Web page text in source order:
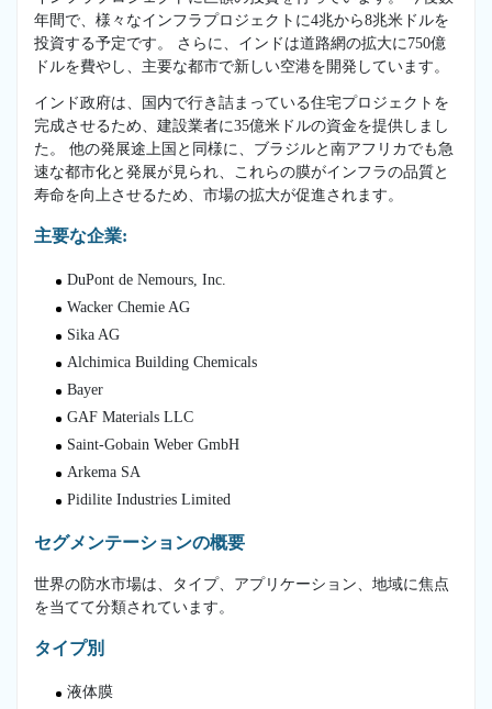
年間で、様々なインフラプロジェクトに4兆から8兆米ドルを
投資する予定です。 さらに、インドは道路網の拡大に750億
ドルを費やし、主要な都市で新しい空港を開発しています。
インド政府は、国内で行き詰まっている住宅プロジェクトを
完成させるため、建設業者に35億米ドルの資金を提供しまし
た。 他の発展途上国と同様に、ブラジルと南アフリカでも急
速な都市化と発展が見られ、これらの膜がインフラの品質と
寿命を向上させるため、市場の拡大が促進されます。
主要な企業:
DuPont de Nemours, Inc.
Wacker Chemie AG
Sika AG
Alchimica Building Chemicals
Bayer
GAF Materials LLC
Saint-Gobain Weber GmbH
Arkema SA
Pidilite Industries Limited
セグメンテーションの概要
世界の防水市場は、タイプ、アプリケーション、地域に焦点
を当てて分類されています。
タイプ別
液体膜